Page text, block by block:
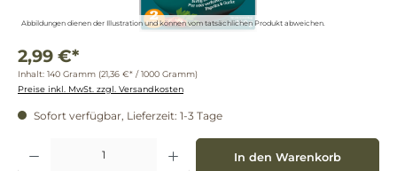
Abbildungen dienen der Illustration und können vom tatsächlichen Produkt abweichen.
2,99 €*
Inhalt: 140 Gramm (21,36 €* / 1000 Gramm)
Preise inkl. MwSt. zzgl. Versandkosten
Sofort verfügbar, Lieferzeit: 1-3 Tage
Produkt Anzahl: Gib den gewünschten Wert ein oder benutze die Schaltflächen um
In den Warenkorb